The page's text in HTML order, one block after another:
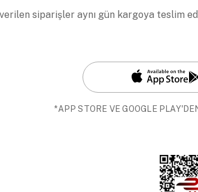
siparişler aynı gün kargoya teslim
*APP STORE VE GOOGLE